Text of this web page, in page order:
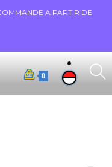
A PARTIR DE
0